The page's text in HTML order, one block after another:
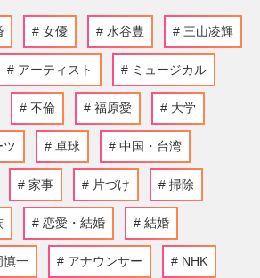
女優 水谷豊 三山凌輝
アーティスト ミュージカル
不倫 福原愛 大学
ツ 卓球 中国・台湾
家事 片づけ 掃除
恋愛・結婚 結婚
慎一 アナウンサー NHK